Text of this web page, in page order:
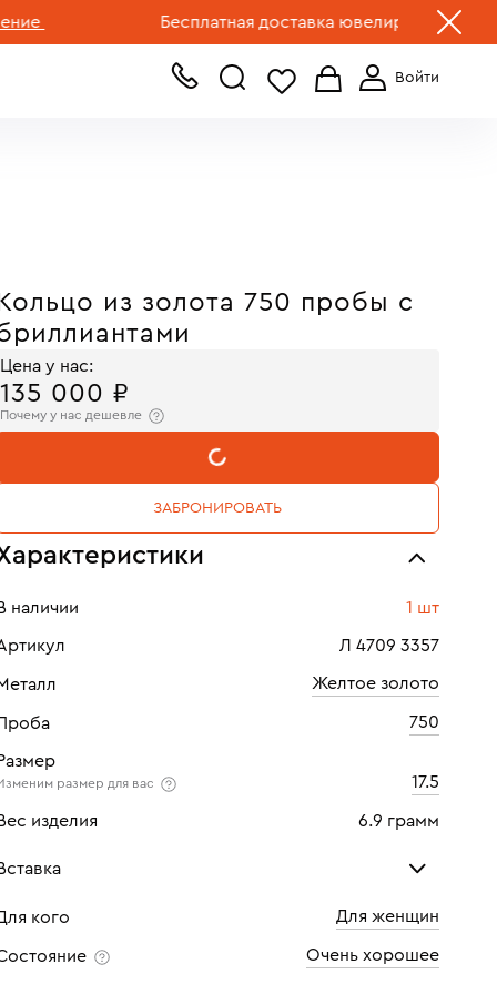
Бесплатная доставка ювелирных изделий по
+7 (499) 519-00-00
Кольцо из золота 750 пробы с
Цена у нас:
135 000 ₽
Почему у нас дешевле
В КОРЗИНУ
ЗАБРОНИРОВАТЬ
наличии 1 шт
Л 4709 3357
Желтое золото
750
размер для вас 17.5
изделия 6.9 грамм
Бриллиант
Количество 9 шт
кого Для женщин
Очень хорошее